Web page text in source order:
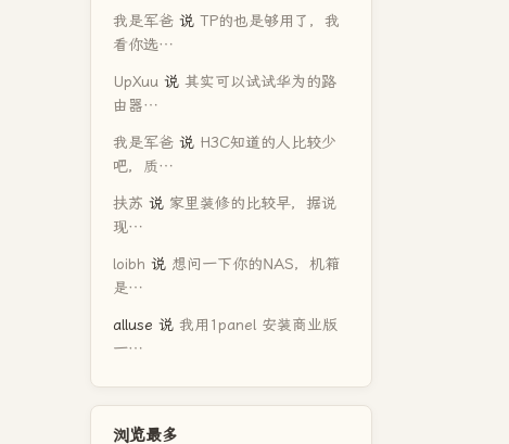
我是军爸 说 TP的也是够用了，我
看你选…
UpXuu 说 其实可以试试华为的路
由器…
我是军爸 说 H3C知道的人比较少
吧，质…
扶苏 说 家里装修的比较早，据说
现…
loibh 说 想问一下你的NAS，机箱
是…
alluse 说 我用1panel 安装商业版
一…
浏览最多